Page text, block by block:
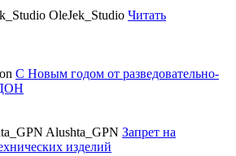
OleJek_Studio Читать
С Новым годом от разведовательно-
Alushta_GPN Запрет на
изделий